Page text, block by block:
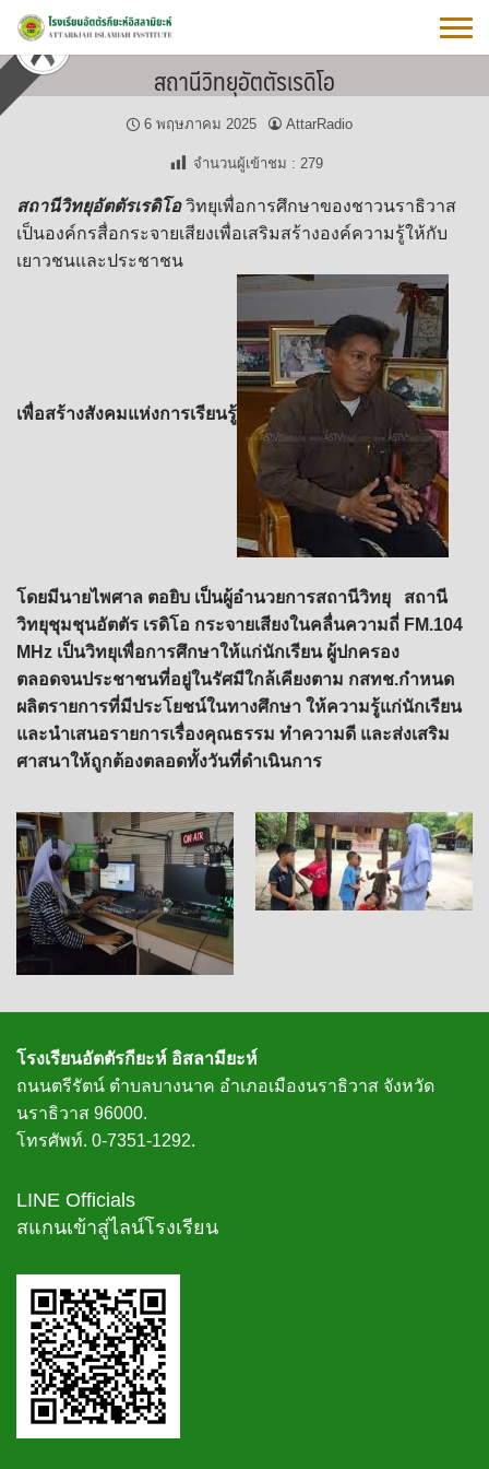
Skip
content
สถานีวิทยุอัตตัรเรดิโอ
6 พฤษภาคม 2025 AttarRadio
จำนวนผู้เข้าชม : 279
สถานีวิทยุอัตตัรเรดิโอ วิทยุเพื่อการศึกษาของชาวนราธิวาส
เป็นองค์กรสื่อกระจายเสียงเพื่อเสริมสร้างองค์ความรู้ให้กับ
เยาวชนและประชาชน
เพื่อสร้างสังคมแห่งการเรียนรู้
โดยมีนายไพศาล ตอยิบ เป็นผู้อำนวยการสถานีวิทยุ สถานี
วิทยุชุมชุนอัตตัร เรดิโอ กระจายเสียงในคลื่นความถี่ FM.104
MHz เป็นวิทยุเพื่อการศึกษาให้แก่นักเรียน ผู้ปกครอง
ตลอดจนประชาชนที่อยู่ในรัศมีใกล้เคียงตาม กสทช.กำหนด
ผลิตรายการที่มีประโยชน์ในทางศึกษา ให้ความรู้แก่นักเรียน
และนำเสนอรายการเรื่องคุณธรรม ทำความดี และส่งเสริม
ศาสนาให้ถูกต้องตลอดทั้งวันที่ดำเนินการ
โรงเรียนอัตตัรกียะห์ อิสลามียะห์
ถนนตรีรัตน์ ตำบลบางนาค อำเภอเมืองนราธิวาส จังหวัด
นราธิวาส 96000.
โทรศัพท์. 0-7351-1292.
LINE Officials
สแกนเข้าสู่ไลน์โรงเรียน